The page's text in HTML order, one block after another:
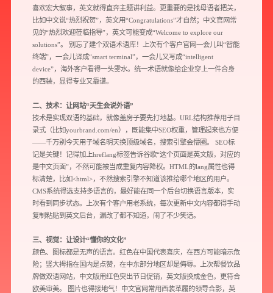
喜欢宏大叙事，英文就得直奔主题讲利益。更重要的是找母语者把关，
比如中文说“热烈祝贺”，英文用“Congratulations”才自然；中文官网常
见的“热烈欢迎莅临指导”，英文可能变成“Welcome to explore our
solutions”。 别忘了建个双语术语库！上次有个客户官网一会儿叫“智能
终端”，一会儿译成“smart terminal”，一会儿又写成“intelligent
device”，海外客户看得一头雾水。统一术语就像给企业穿上一件合身
的西装，显得专业又靠谱。
二、技术：让网站“天生会说外语”
技术是实现双语的基础，就像盖房子要先打地基。URL结构推荐用子目
录式（比如yourbrand.com/en），既能集中SEO权重，管理起来也方便
——千万别今天用子域名明天换顶级域名，搜索引擎会懵圈。 SEO标
记是关键！记得加上hreflang标签告诉谷歌“这个页面是英文版，对应的
是中文页面”，不然可能被当成重复内容降权。HTML的lang属性也得
标清楚，比如<html>，不然搜索引擎不知道该推给哪个地区的用户。
CMS系统得选支持多语言的，最好能在同一个后台切换语言版本，实
时看到同步状态。上次有个客户用老系统，每次更新中文内容都得手动
复制粘贴到英文后台，漏改了都不知道，闹了不少笑话。
三、视觉：让设计“懂你的文化”
颜色、图标都是无声的语言。红色在中国代表喜庆，在西方可能暗示危
险；竖大拇指在国内是点赞，在中东部分地区却是侮辱。上次帮餐饮品
牌做双语网站，中文版用红色突出节日促销，英文版换成金色，更符合
欧美审美。 图片也得接地气！中文官网常用西装革履的领导合影，英